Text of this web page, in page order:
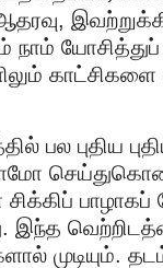
ஆதரவு,
நாம்
காட்சிகளை
பல புதிய
சிக்கிப்
இந்த
முடியும்.